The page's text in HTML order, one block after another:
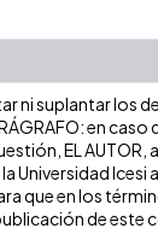
ni suplantar los
en caso
EL AUTOR,
Universidad Icesi
que en los
de este